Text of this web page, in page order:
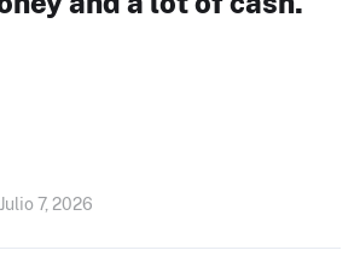
7, 2026